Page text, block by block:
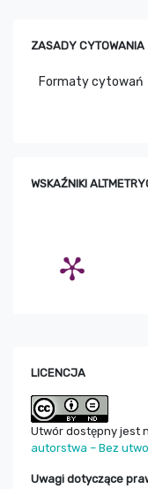
ZASADY CYTOWANIA
Formaty cytowań
WSKAŹNIKI
LICENCJA
Utwór dostępny jest
autorstwa – Bez
Uwagi dotyczące